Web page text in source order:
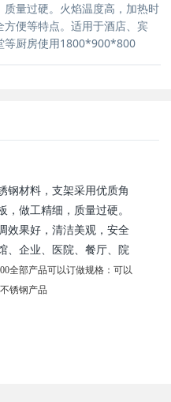
量过硬。火焰温度高，加热时
便等特点。适用于酒店、宾
等厨房使用1800*900*800
钢材料，支架采用优质角
做工精细，质量过硬。
效果好，清洁美观，安全
、企业、医院、餐厅、院
全部产品可以订做规格：可以
锈钢产品